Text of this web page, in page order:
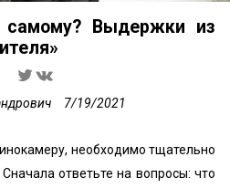
Выдержки из
7/19/2021
необходимо тщательно
ответьте на вопросы: что